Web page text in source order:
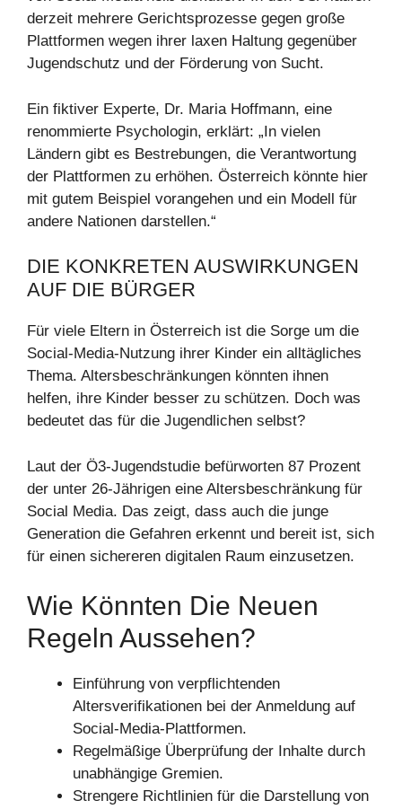
derzeit mehrere Gerichtsprozesse gegen große
Plattformen wegen ihrer laxen Haltung gegenüber
Jugendschutz und der Förderung von Sucht.
Ein fiktiver Experte, Dr. Maria Hoffmann, eine
renommierte Psychologin, erklärt: „In vielen
Ländern gibt es Bestrebungen, die Verantwortung
der Plattformen zu erhöhen. Österreich könnte hier
mit gutem Beispiel vorangehen und ein Modell für
andere Nationen darstellen.“
DIE KONKRETEN AUSWIRKUNGEN
AUF DIE BÜRGER
Für viele Eltern in Österreich ist die Sorge um die
Social-Media-Nutzung ihrer Kinder ein alltägliches
Thema. Altersbeschränkungen könnten ihnen
helfen, ihre Kinder besser zu schützen. Doch was
bedeutet das für die Jugendlichen selbst?
Laut der Ö3-Jugendstudie befürworten 87 Prozent
der unter 26-Jährigen eine Altersbeschränkung für
Social Media. Das zeigt, dass auch die junge
Generation die Gefahren erkennt und bereit ist, sich
für einen sichereren digitalen Raum einzusetzen.
Wie Könnten Die Neuen
Regeln Aussehen?
Einführung von verpflichtenden
Altersverifikationen bei der Anmeldung auf
Social-Media-Plattformen.
Regelmäßige Überprüfung der Inhalte durch
unabhängige Gremien.
Strengere Richtlinien für die Darstellung von